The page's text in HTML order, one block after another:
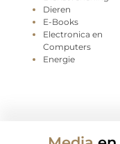
Dieren
E-Books
Electronica en
Computers
Energie